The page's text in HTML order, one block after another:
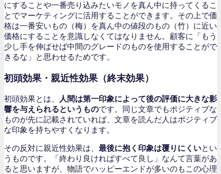
にすることや一番売り込みたいモノを真ん中に持ってくるこ
とでマーケティングに活用することができます。その上で価
格は一番安いもの（梅）を真ん中の値段のもの（竹）に近い
価格にすることを意識しなくてはなりません。顧客に「もう
少し手を伸ばせば中間のグレードのものを使用することがで
きるな」と思わせるためです。
初頭効果・親近性効果（終末効果）
初頭効果とは、
人間は第一印象によって後の評価に大きな影
響を与えられるというものです。同じ文章でもポジティブな
ものが先に記載されていれば、文章を読んだ人はポジティブ
な印象を持ちやすくなります。
その反対に親近性効果は、 最後に抱く印象は覆りにくいとい
うものです。「終わり良ければすべて良し」なんて言葉があ
ると思いますが、物語でハッピーエンドが多いのもこの心理